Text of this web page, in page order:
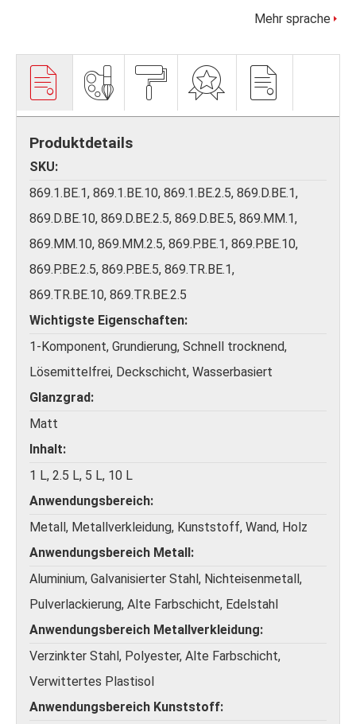
Mehr sprache
Produktdetails
SKU
869.1.BE.1, 869.1.BE.10, 869.1.BE.2.5, 869.D.BE.1,
869.D.BE.10, 869.D.BE.2.5, 869.D.BE.5, 869.MM.1,
869.MM.10, 869.MM.2.5, 869.P.BE.1, 869.P.BE.10,
869.P.BE.2.5, 869.P.BE.5, 869.TR.BE.1,
869.TR.BE.10, 869.TR.BE.2.5
Wichtigste Eigenschaften
1-Komponent, Grundierung, Schnell trocknend,
Lösemittelfrei, Deckschicht, Wasserbasiert
Glanzgrad
Matt
Inhalt
1 L, 2.5 L, 5 L, 10 L
Anwendungsbereich
Metall, Metallverkleidung, Kunststoff, Wand, Holz
Anwendungsbereich Metall
Aluminium, Galvanisierter Stahl, Nichteisenmetall,
Pulverlackierung, Alte Farbschicht, Edelstahl
Anwendungsbereich Metallverkleidung
Verzinkter Stahl, Polyester, Alte Farbschicht,
Verwittertes Plastisol
Anwendungsbereich Kunststoff